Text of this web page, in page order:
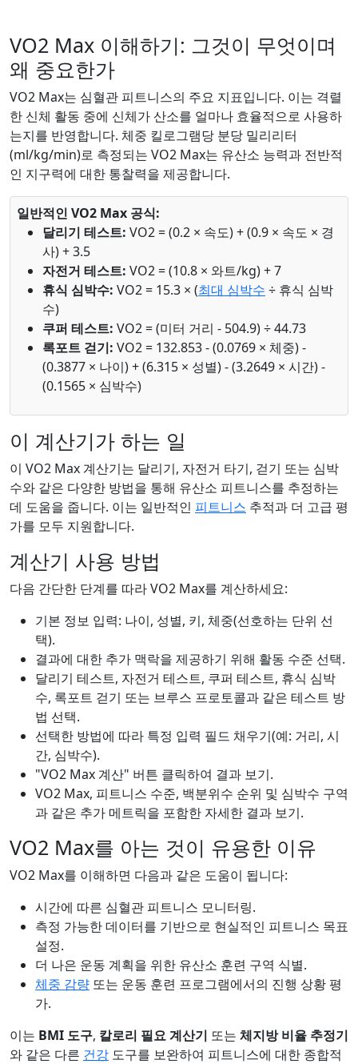
VO2 Max 이해하기: 그것이 무엇이며
왜 중요한가
VO2 Max는 심혈관 피트니스의 주요 지표입니다. 이는 격렬
한 신체 활동 중에 신체가 산소를 얼마나 효율적으로 사용하
는지를 반영합니다. 체중 킬로그램당 분당 밀리리터
(ml/kg/min)로 측정되는 VO2 Max는 유산소 능력과 전반적
인 지구력에 대한 통찰력을 제공합니다.
일반적인 VO2 Max 공식:
달리기 테스트: VO2 = (0.2 × 속도) + (0.9 × 속도 × 경
사) + 3.5
자전거 테스트: VO2 = (10.8 × 와트/kg) + 7
휴식 심박수: VO2 = 15.3 × (최대 심박수 ÷ 휴식 심박
수)
쿠퍼 테스트: VO2 = (미터 거리 - 504.9) ÷ 44.73
록포트 걷기: VO2 = 132.853 - (0.0769 × 체중) -
(0.3877 × 나이) + (6.315 × 성별) - (3.2649 × 시간) -
(0.1565 × 심박수)
이 계산기가 하는 일
이 VO2 Max 계산기는 달리기, 자전거 타기, 걷기 또는 심박
수와 같은 다양한 방법을 통해 유산소 피트니스를 추정하는
데 도움을 줍니다. 이는 일반적인 피트니스 추적과 더 고급 평
가를 모두 지원합니다.
계산기 사용 방법
다음 간단한 단계를 따라 VO2 Max를 계산하세요:
기본 정보 입력: 나이, 성별, 키, 체중(선호하는 단위 선
택).
결과에 대한 추가 맥락을 제공하기 위해 활동 수준 선택.
달리기 테스트, 자전거 테스트, 쿠퍼 테스트, 휴식 심박
수, 록포트 걷기 또는 브루스 프로토콜과 같은 테스트 방
법 선택.
선택한 방법에 따라 특정 입력 필드 채우기(예: 거리, 시
간, 심박수).
"VO2 Max 계산" 버튼 클릭하여 결과 보기.
VO2 Max, 피트니스 수준, 백분위수 순위 및 심박수 구역
과 같은 추가 메트릭을 포함한 자세한 결과 보기.
VO2 Max를 아는 것이 유용한 이유
VO2 Max를 이해하면 다음과 같은 도움이 됩니다:
시간에 따른 심혈관 피트니스 모니터링.
측정 가능한 데이터를 기반으로 현실적인 피트니스 목표
설정.
더 나은 운동 계획을 위한 유산소 훈련 구역 식별.
체중 감량 또는 운동 훈련 프로그램에서의 진행 상황 평
가.
이는 BMI 도구, 칼로리 필요 계산기 또는 체지방 비율 추정기
와 같은 다른 건강 도구를 보완하여 피트니스에 대한 종합적